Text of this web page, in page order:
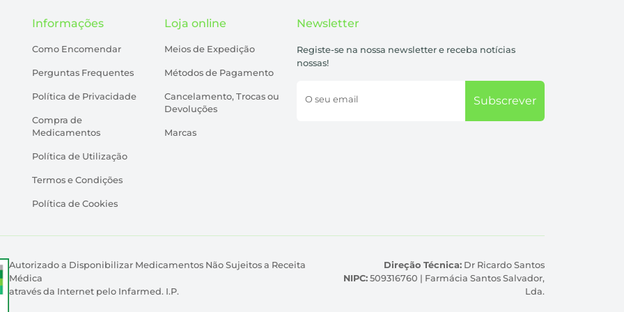
Informações
Como Encomendar
Perguntas Frequentes
Política de Privacidade
Compra de
Medicamentos
Política de Utilização
Termos e Condições
Política de Cookies
Loja online
Meios de Expedição
Métodos de Pagamento
Cancelamento, Trocas ou
Devoluções
Marcas
Newsletter
Registe-se na nossa newsletter e receba notícias
nossas!
O seu email Subscrever
Autorizado a Disponibilizar Medicamentos Não Sujeitos a Receita
Médica
através da Internet pelo Infarmed. I.P.
Direção Técnica: Dr Ricardo Santos
NIPC: 509316760 | Farmácia Santos Salvador,
Lda.